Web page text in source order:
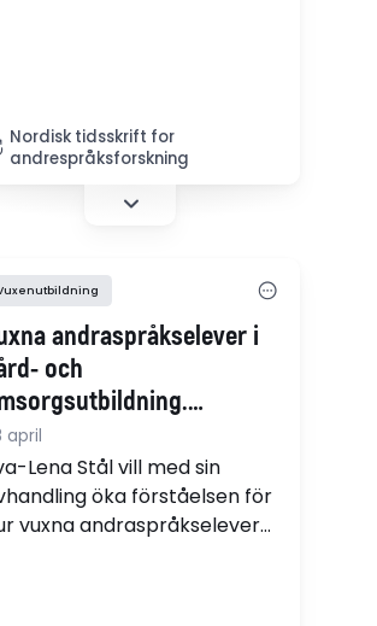
på bekostnad
en bredare allmän
Denna studie
Nordisk tidsskrift for
andrespråksforskning
andraspråkselever i
och
i uppgifter och
samt
av
och
april
Lena Stål vill med sin
öka förståelsen för
vuxna andraspråkselever